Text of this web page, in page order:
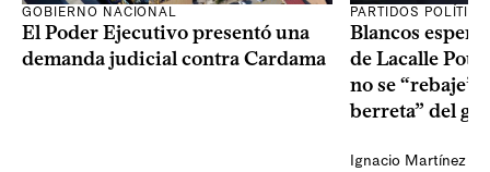
GOBIERNO NACIONAL
El Poder Ejecutivo presentó una
demanda judicial contra Cardama
PARTIDOS
Blancos
de Lacalle Pou
no se “rebaje”
berreta” del
Ignacio Martínez